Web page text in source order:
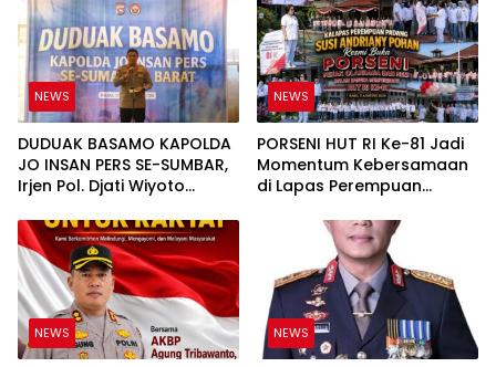
Tuntas
NEWS
DUDUAK BASAMO KAPOLDA
JO INSAN PERS SE-SUMBAR,
Irjen Pol. Djati Wiyoto
Ruang bagi Pelanggar
Hukum di Internal Polri
NEWS
PORSENI HUT RI Ke-81 Jadi
Momentum Kebersamaan
di Lapas Perempuan
NEWS NEWS